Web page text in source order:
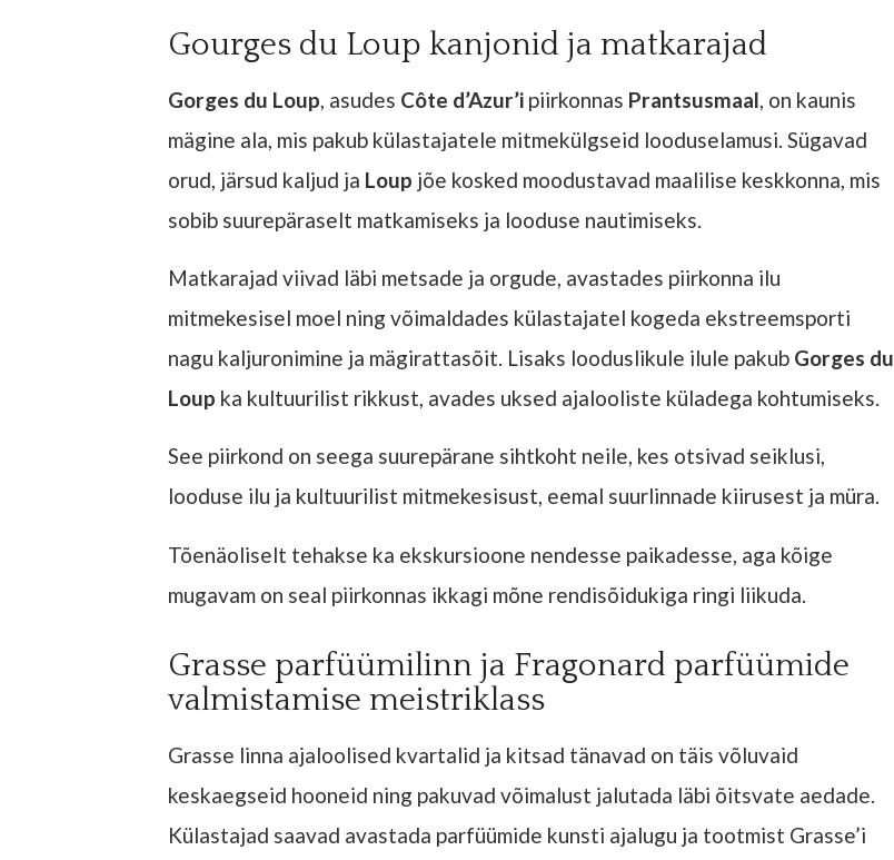
Gourges du Loup kanjonid ja matkarajad
Gorges du Loup, asudes Côte d’Azur’ipiirkonnas Prantsusmaal, on kaunis
mägine ala, mis pakub külastajatele mitmekülgseid looduselamusi. Sügavad
orud, järsud kaljud ja Loup jõe kosked moodustavad maalilise keskkonna, mis
sobib suurepäraselt matkamiseks ja looduse nautimiseks.
Matkarajad viivad läbi metsade ja orgude, avastades piirkonna ilu
mitmekesisel moel ning võimaldades külastajatel kogeda ekstreemsporti
nagu kaljuronimine ja mägirattasõit. Lisaks looduslikule ilule pakub Gorges du
Loup ka kultuurilist rikkust, avades uksed ajalooliste küladega kohtumiseks.
See piirkond on seega suurepärane sihtkoht neile, kes otsivad seiklusi,
looduse ilu ja kultuurilist mitmekesisust, eemal suurlinnade kiirusest ja müra.
Tõenäoliselt tehakse ka ekskursioone nendesse paikadesse, aga kõige
mugavam on seal piirkonnas ikkagi mõne rendisõidukiga ringi liikuda.
Grasse parfüümilinn ja Fragonard parfüümide
valmistamise meistriklass
Grasse linna ajaloolised kvartalid ja kitsad tänavad on täis võluvaid
keskaegseid hooneid ning pakuvad võimalust jalutada läbi õitsvate aedade.
Külastajad saavad avastada parfüümide kunsti ajalugu ja tootmist Grasse’i